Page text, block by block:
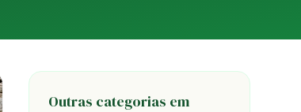
Outras categorias em